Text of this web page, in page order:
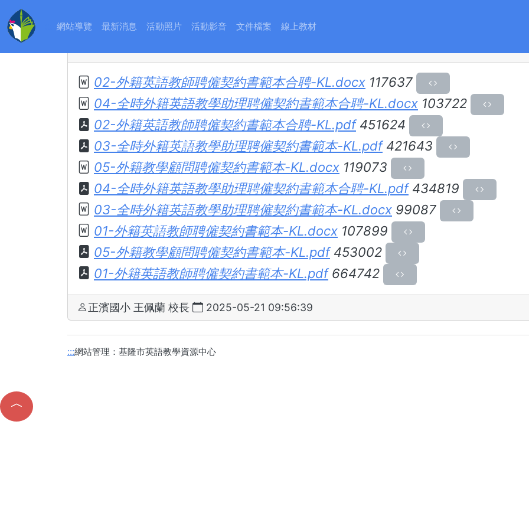
網站導覽 最新消息 活動照片 活動影音 文件檔案 線上教材
02-外籍英語教師聘僱契約書範本合聘-KL.docx 117637
04-全時外籍英語教學助理聘僱契約書範本合聘-KL.docx 103722
02-外籍英語教師聘僱契約書範本合聘-KL.pdf 451624
03-全時外籍英語教學助理聘僱契約書範本-KL.pdf 421643
05-外籍教學顧問聘僱契約書範本-KL.docx 119073
04-全時外籍英語教學助理聘僱契約書範本合聘-KL.pdf 434819
03-全時外籍英語教學助理聘僱契約書範本-KL.docx 99087
01-外籍英語教師聘僱契約書範本-KL.docx 107899
05-外籍教學顧問聘僱契約書範本-KL.pdf 453002
01-外籍英語教師聘僱契約書範本-KL.pdf 664742
正濱國小 王佩蘭 校長 2025-05-21 09:56:39
:::網站管理：基隆市英語教學資源中心